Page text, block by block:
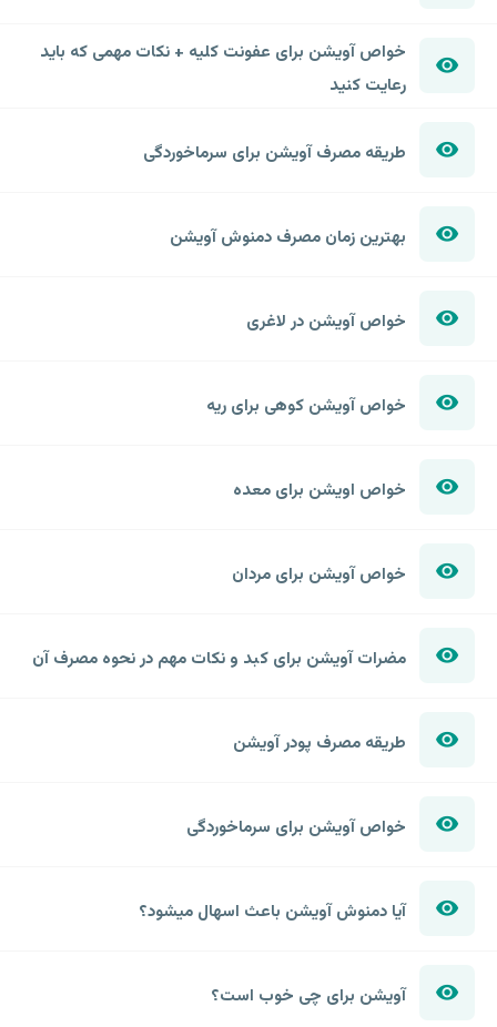
خواص آویشن برای عفونت کلیه + نکات مهمی که باید
رعایت کنید
طریقه مصرف آویشن برای سرماخوردگی
بهترین زمان مصرف دمنوش آویشن
خواص آویشن در لاغری
خواص آویشن کوهی برای ریه
خواص اویشن برای معده
خواص آویشن برای مردان
مضرات آویشن برای کبد و نکات مهم در نحوه مصرف آن
طریقه مصرف پودر آویشن
خواص آویشن برای سرماخوردگی
آیا دمنوش آویشن باعث اسهال میشود؟
آویشن برای چی خوب است؟